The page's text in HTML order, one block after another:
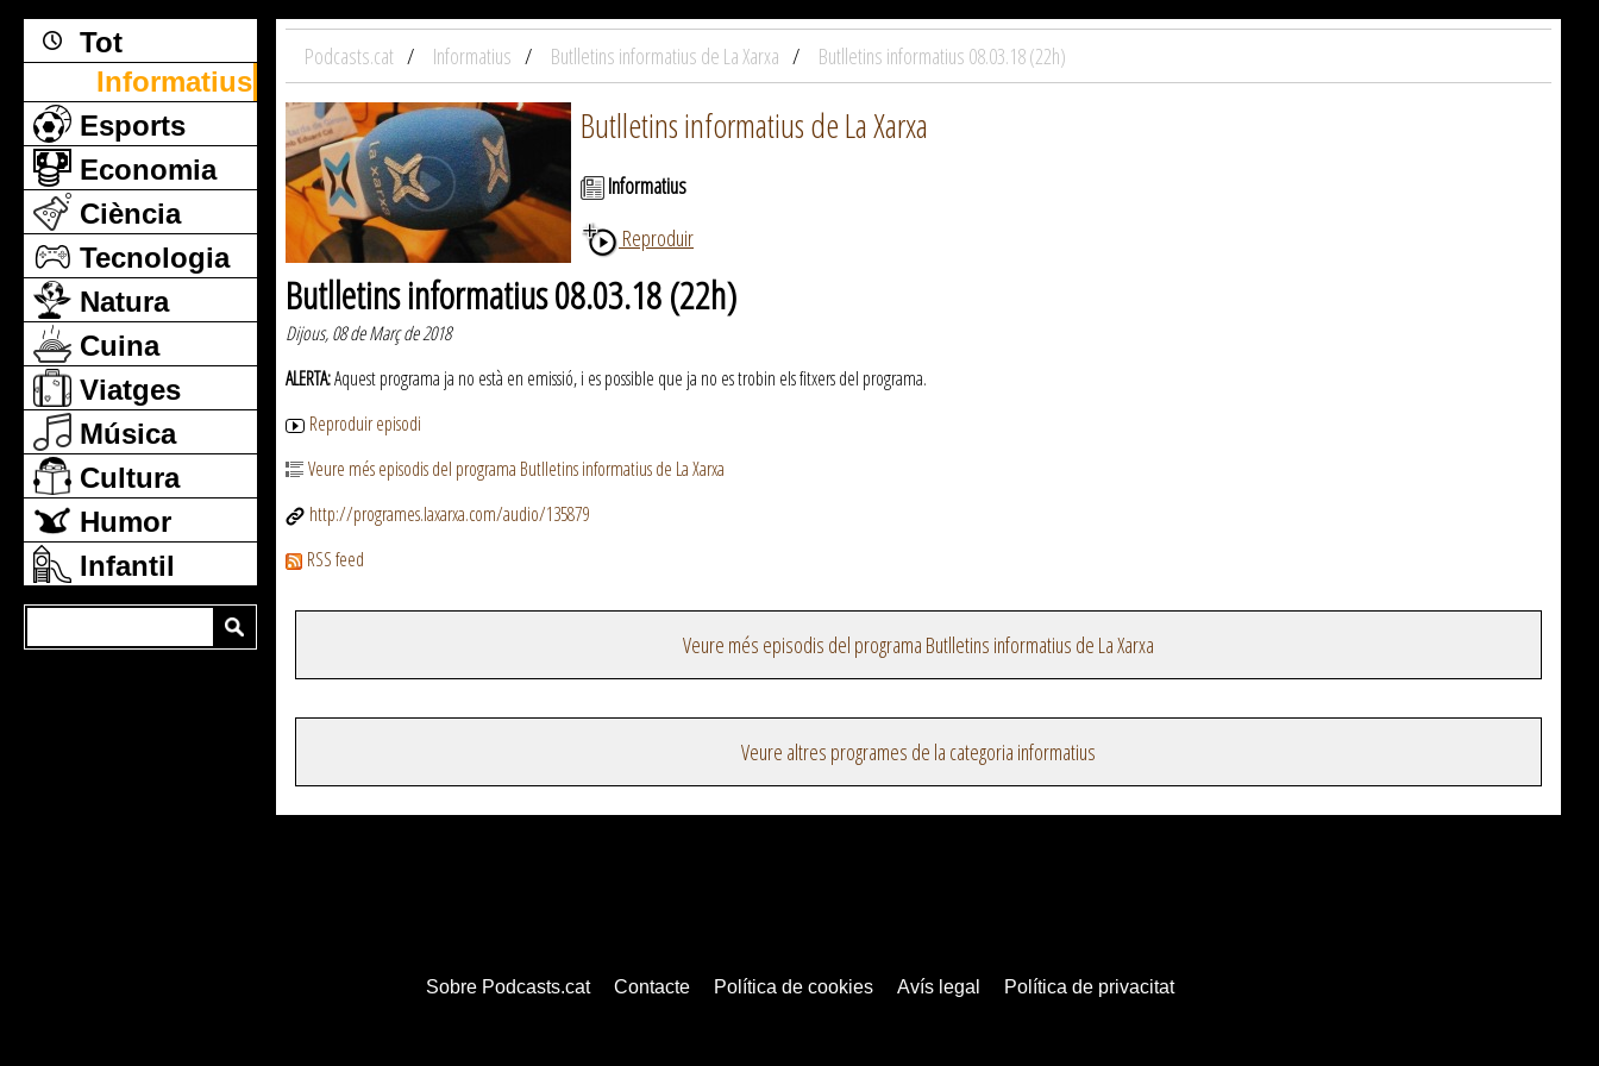
Tot
Informatius
Esports
Economia
Ciència
Tecnologia
Natura
Cuina
Viatges
Música
Cultura
Humor
Infantil
Podcasts.cat Informatius Butlletins informatius de La Xarxa Butlletins informatius 08.03.18 (22h)
Butlletins informatius de La Xarxa
Informatius
Reproduir
Butlletins informatius 08.03.18 (22h)
Dijous, 08 de Març de 2018
ALERTA:Aquest programa ja no està en emissió, i es possible que ja no es trobin els fitxers del programa.
Reproduir episodi
Veure més episodis del programa Butlletins informatius de La Xarxa
http://programes.laxarxa.com/audio/135879
RSS feed
Veure més episodis del programa Butlletins informatius de La Xarxa
Veure altres programes de la categoria informatius
Sobre Podcasts.cat Contacte Política de cookies Avís legal Política de privacitat